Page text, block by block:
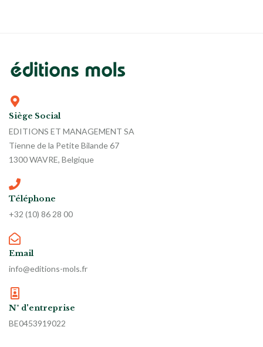
Siège Social
EDITIONS ET MANAGEMENT SA
Tienne de la Petite Bilande 67
1300 WAVRE, Belgique
Téléphone
+32 (10) 86 28 00
Email
info@editions-mols.fr
N° d'entreprise
BE0453919022